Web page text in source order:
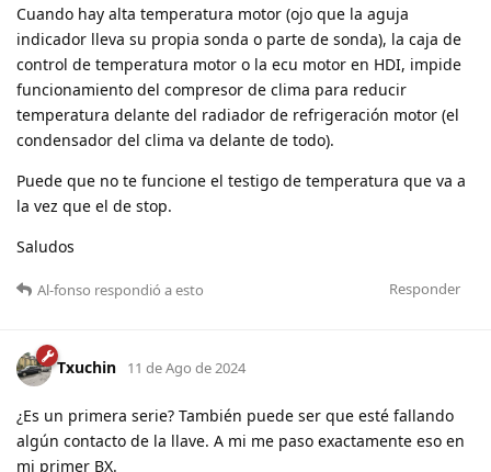
Cuando hay alta temperatura motor (ojo que la aguja
indicador lleva su propia sonda o parte de sonda), la caja de
control de temperatura motor o la ecu motor en HDI, impide
funcionamiento del compresor de clima para reducir
temperatura delante del radiador de refrigeración motor (el
condensador del clima va delante de todo).
Puede que no te funcione el testigo de temperatura que va a
la vez que el de stop.
Saludos
Responder
Al-fonso respondió a esto
Txuchin 11 de Ago de 2024
¿Es un primera serie? También puede ser que esté fallando
algún contacto de la llave. A mi me paso exactamente eso en
mi primer BX.